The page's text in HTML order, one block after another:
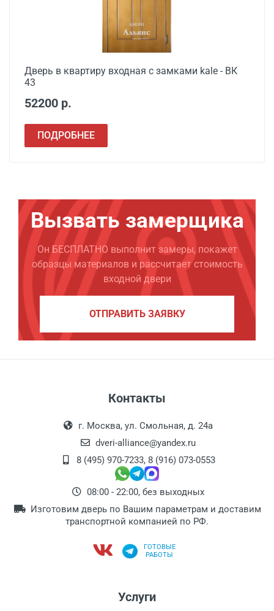
Дверь в квартиру входная с замками kale - ВК
43
52200 р.
ПОДРОБНЕЕ
Вызвать замерщика
Он БЕСПЛАТНО выполнит замеры, покажет
образцы материалов и рассчитает стоимость
входной двери
ОТПРАВИТЬ ЗАЯВКУ
Контакты
г. Москва, ул. Смольная, д. 24а
dveri-alliance@yandex.ru
8 (495) 970-7233, 8 (916) 073-0553
08:00 - 22:00, без выходных
Изготовим дверь по Вашим параметрам и доставим
транспортной компанией по РФ.
ГОТОВЫЕ
РАБОТЫ
Услуги